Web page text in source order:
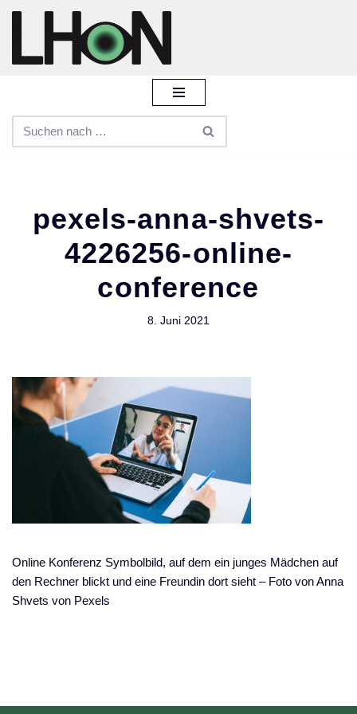
Inhalt
pexels-anna-shvets-
4226256-online-
conference
8. Juni 2021
Online Konferenz Symbolbild, auf dem ein junges Mädchen auf
den Rechner blickt und eine Freundin dort sieht – Foto von Anna
Shvets von Pexels